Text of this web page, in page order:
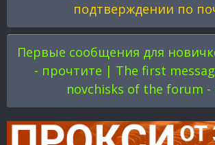
подтверждении по
Первые сообщения для
- прочтите | The first
novchisks of the forum -